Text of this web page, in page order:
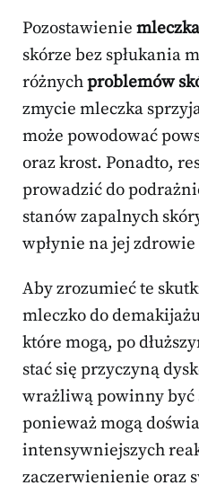
Pozostawienie
skórze bez spłukania
różnychproblemów
zmycie mleczka
może powodować
oraz krost. Ponadto,
prowadzić do
stanów zapalnych
wpłynie na jej
Aby zrozumieć te
mleczko do
które mogą, po
stać się przyczyną
wrażliwą powinny być
ponieważ mogą
intensywniejszych
zaczerwienienie oraz